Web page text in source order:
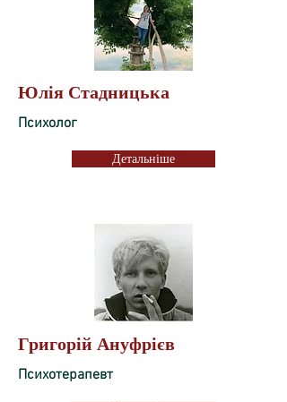
Юлія Стадницька
Психолог
Детальніше
Григорій Ануфрієв
Психотерапевт